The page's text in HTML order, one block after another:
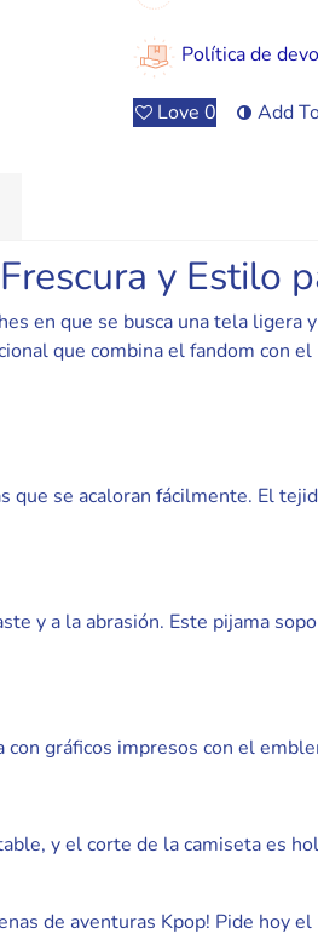
Política de
Love 0 Add
y Estilo
en que se busca una tela
que combina el fandom con
que se acaloran fácilmente. El
y a la abrasión. Este pijama
con gráficos impresos con el
y el corte de la camiseta es
de aventuras Kpop! Pide hoy